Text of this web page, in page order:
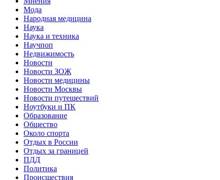
Мода
Народная медицина
Наука
Наука и техника
Научпоп
Недвижимость
Новости
Новости ЗОЖ
Новости медицины
Новости Москвы
Новости путешествий
Ноутбуки и ПК
Образование
Общество
Около спорта
Отдых в России
Отдых за границей
ПДД
Политика
Происшествия